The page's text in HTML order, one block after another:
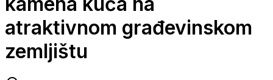
atraktivnom građevinskom
zemljištu